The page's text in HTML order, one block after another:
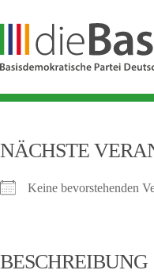
springen
NÄCHSTE
Keine bevorstehenden
BESCHREIBUNG